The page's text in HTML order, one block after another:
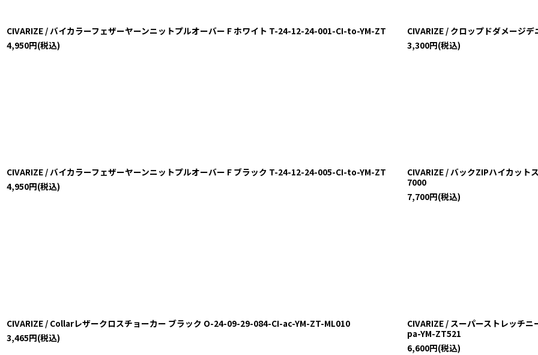
CIVARIZE / バイカラーフェザーヤーンニットプルオーバー F ホワイト T-24-12-24-001-CI-to-YM-ZT
4,950円(税込)
CIVARIZE / クロップドダメージ
3,300円(税込)
CIVARIZE / バイカラーフェザーヤーンニットプルオーバー F ブラック T-24-12-24-005-CI-to-YM-ZT
4,950円(税込)
CIVARIZE / バックZIPハイカッ
7000
7,700円(税込)
CIVARIZE / Collarレザークロスチョーカー ブラック O-24-09-29-084-CI-ac-YM-ZT-ML010
3,465円(税込)
CIVARIZE / スーパーストレッチ
pa-YM-ZT521
6,600円(税込)